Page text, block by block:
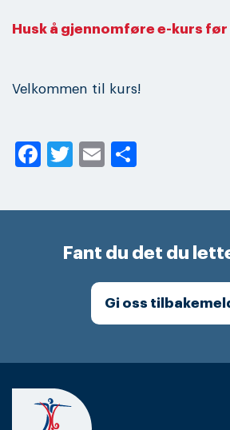
Husk å gjennomføre e-kurs
Velkommen til kurs!
Facebook
Twitter
Email
Fant du det du
Gi oss